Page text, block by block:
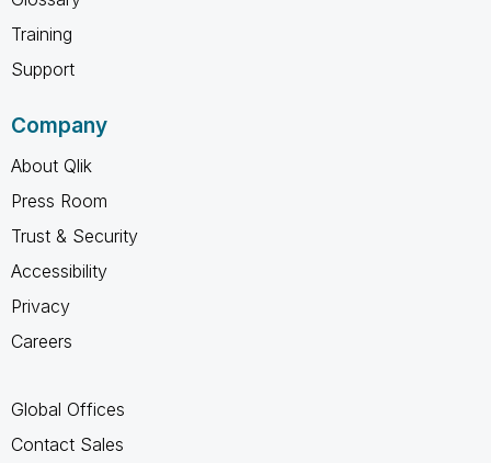
Training
Support
Company
About Qlik
Press Room
Trust & Security
Accessibility
Privacy
Careers
Global Offices
Contact Sales